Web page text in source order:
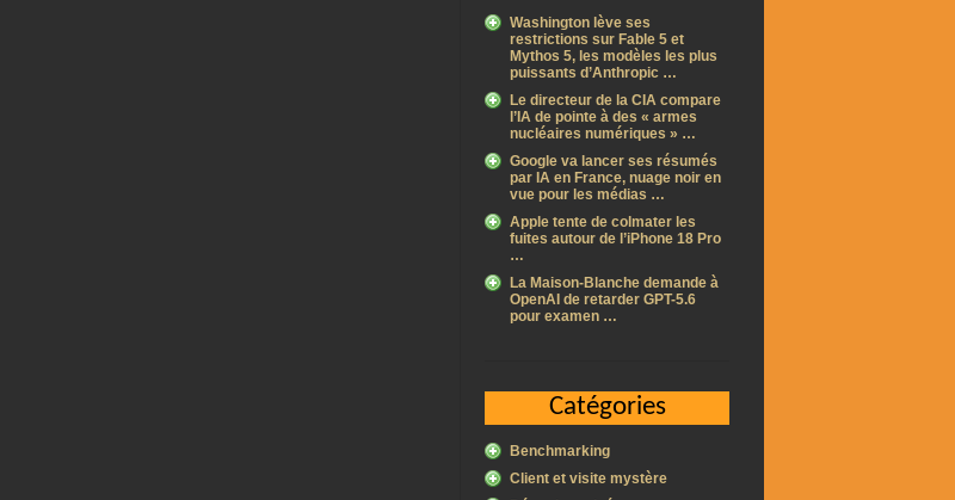
Washington lève ses
restrictions sur Fable 5 et
Mythos 5, les modèles les plus
puissants d’Anthropic …
Le directeur de la CIA compare
l’IA de pointe à des « armes
nucléaires numériques » …
Google va lancer ses résumés
par IA en France, nuage noir en
vue pour les médias …
Apple tente de colmater les
fuites autour de l’iPhone 18 Pro
…
La Maison-Blanche demande à
OpenAI de retarder GPT-5.6
pour examen …
Catégories
Benchmarking
Client et visite mystère